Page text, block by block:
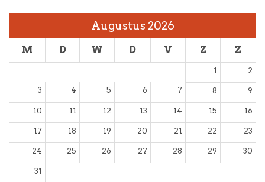
Augustus 2026
M D W D V Z Z
1 2
3 4 5 6 7 8 9
10 11 12 13 14 15 16
17 18 19 20 21 22 23
24 25 26 27 28 29 30
31